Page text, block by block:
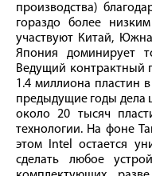
производства)
гораздо более
участвуют Китай,
Япония доминирует
Ведущий контрактный
1.4 миллиона пластин
предыдущие годы дела
около 20 тысяч
технологии. На фоне
этом Intel остается
сделать любое